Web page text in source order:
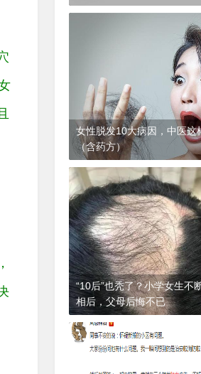
1年前(2024-12-06)
女性脱发10大病因，中医这
（含药方）
1年前(2024-12-06)
“10后”也秃了？小学女生不
相后，父母后悔不已